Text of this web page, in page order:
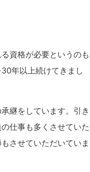
資格が必要というのも
年以上続けてきまし
継をしています。引き
仕事も多くさせていた
させていただいていま